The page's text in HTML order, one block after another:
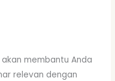
membantu Anda
relevan dengan